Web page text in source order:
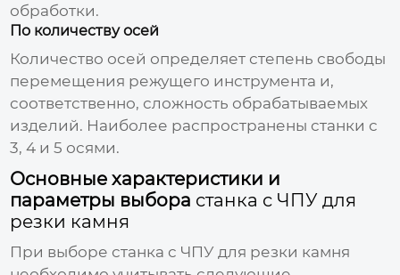
обработки.
По количеству осей
Количество осей определяет степень свободы
перемещения режущего инструмента и,
соответственно, сложность обрабатываемых
изделий. Наиболее распространены станки с
3, 4 и 5 осями.
Основные характеристики и
параметры выбора станка с ЧПУ для
резки камня
При выборе станка с ЧПУ для резки камня